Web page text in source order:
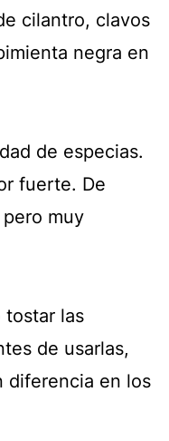
cilantro, clavos
negra en
de especias.
fuerte. De
muy
tostar las
de usarlas,
diferencia en los